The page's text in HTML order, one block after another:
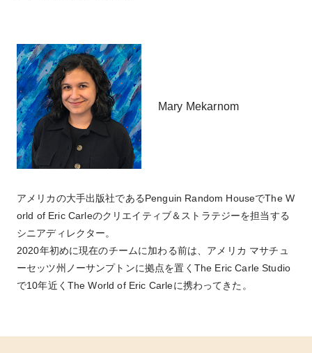
Mary Mekarnom
アメリカの大手出版社であるPenguin Random HouseでThe W
orld of Eric Carleのクリエイティブ＆ストラテジーを担当する
シニアディレクター。
2020年初めに現在のチームに加わる前は、アメリカ マサチュ
ーセッツ州ノーサンプトンに拠点を置くThe Eric Carle Studio
で10年近くThe World of Eric Carleに携わってきた。